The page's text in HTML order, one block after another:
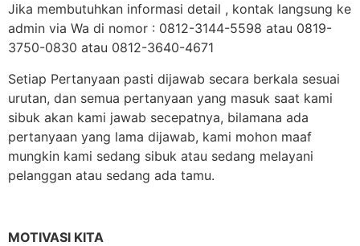
Jika membutuhkan informasi detail , kontak langsung ke
admin via Wa di nomor : 0812-3144-5598 atau 0819-
3750-0830 atau 0812-3640-4671
Setiap Pertanyaan pasti dijawab secara berkala sesuai
urutan, dan semua pertanyaan yang masuk saat kami
sibuk akan kami jawab secepatnya, bilamana ada
pertanyaan yang lama dijawab, kami mohon maaf
mungkin kami sedang sibuk atau sedang melayani
pelanggan atau sedang ada tamu.
MOTIVASI KITA